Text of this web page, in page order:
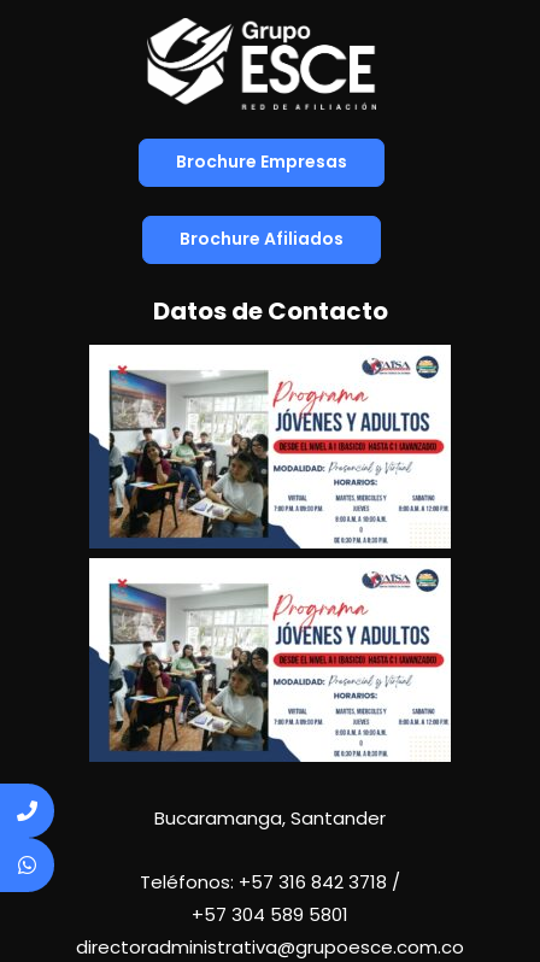
Brochure Empresas
Brochure Afiliados
Datos de Contacto
Bucaramanga, Santander
Teléfonos: +57 316 842 3718 /
+57 304 589 5801
directoradministrativa@grupoesce.com.co